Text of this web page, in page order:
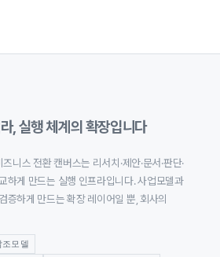
, 실행 체계의 확장입니다
스 전환 캔버스는 리서치·제안·문서·판단·
하게 만드는 실행 인프라입니다. 사업모델과
증하게 만드는 확장 레이어일 뿐, 회사의
모델